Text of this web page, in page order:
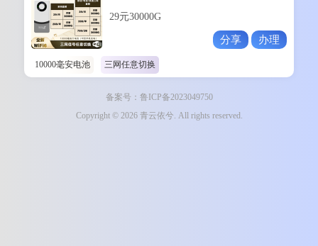
29元30000G
分享 办理
10000毫安电池 三网任意切换
备案号：鲁ICP备2023049750
Copyright © 2026 青云依兮. All rights reserved.